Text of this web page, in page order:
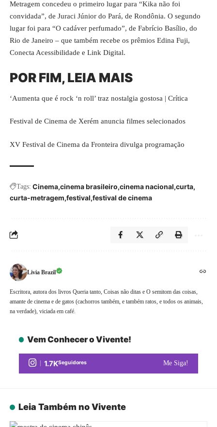
Metragem concedeu o primeiro lugar para “Kika não foi
convidada”, de Juraci Júnior do Pará, de Rondônia. O segundo
lugar foi para “O cadáver perfumado”, de Fabrício Basílio, do
Rio de Janeiro – que também recebe os prêmios Edina Fuji,
Conecta Acessibilidade e Link Digital.
POR FIM, LEIA MAIS
‘Aumenta que é rock ‘n roll’ traz nostalgia gostosa | Crítica
Festival de Cinema de Xerém anuncia filmes selecionados
XV Festival de Cinema da Fronteira divulga programação
Tags: Cinema cinema brasileiro cinema nacional curta
curta-metragem festival festival de cinema
Livia Brazil
Escritora, autora dos livros Queria tanto, Coisas não ditas e O semitom das coisas,
amante de cinema e de gatos (cachorros também, e também ratos, e todos os animais,
na verdade), viciada em café.
Vem Conhecer o Vivente!
1.7KSeguidores Me Siga!
Leia Também no Vivente